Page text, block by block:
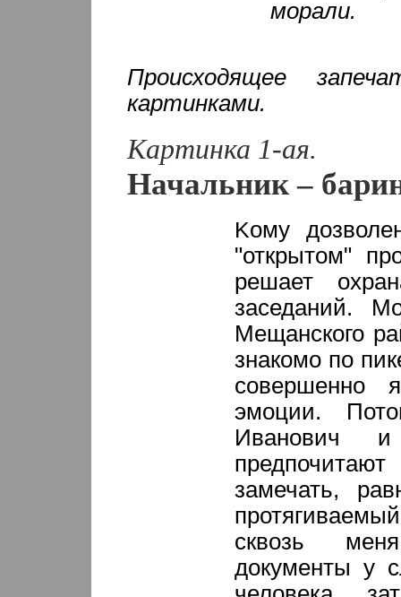
морали.
Происходящее
картинками.
Картинка 1-ая.
Начальник –
Kому
"открытом"
решает
заседаний.
Мещанского
знакомо по
совершенно
эмоции.
Иванович
замечать,
сквозь
документы у